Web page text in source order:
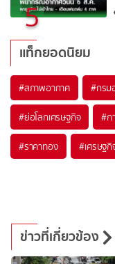
5
แท็กยอดนิยม
#สภาพอากาศ #กรม
#ย่อโลกเศรษฐกิจ #ก
#ราคาทอง #เศรษฐกิ
ข่าวที่เกี่ยวข้อง